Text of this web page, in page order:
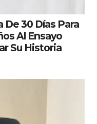
De 30 Días Para
Al Ensayo
Su Historia